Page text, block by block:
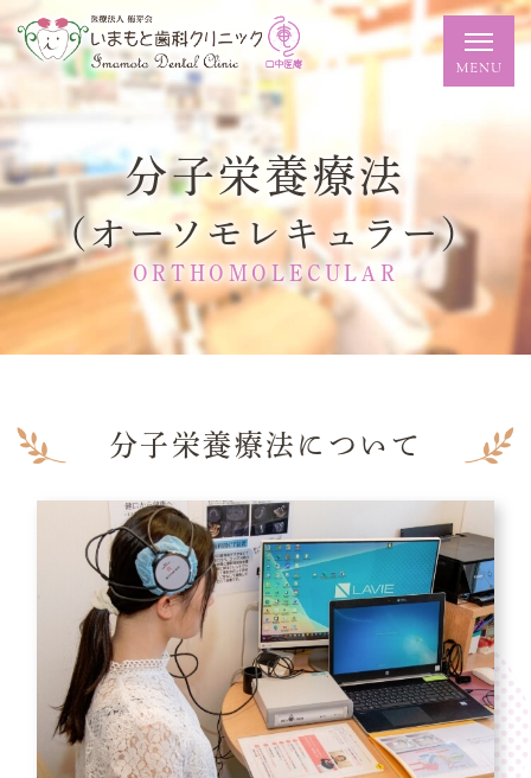
分子栄養療法
（オーソモレキュラー）
ORTHOMOLECULAR
分子栄養療法について